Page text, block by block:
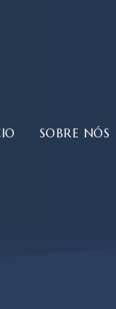
SOBRE NÓS